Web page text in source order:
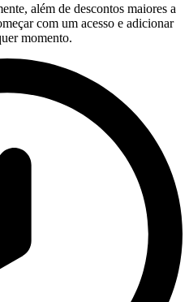
além de descontos maiores a
com um acesso e adicionar
momento.